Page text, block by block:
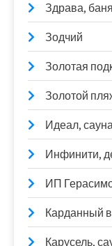
Здрава,
Зодчий
Золотая
Золотой
Идеал,
Инфинити,
ИП
Карданный
Карусель,